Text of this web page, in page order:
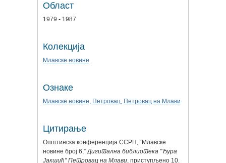
Област
1979 - 1987
Колекција
Млавске новине
Ознаке
Млавске новине, Петровац, Петровац на Млави
Цитирање
Општинска конференција ССРН, “Млавске
новине број 6,”Дигитална библиотека "Ђура
Јакшић" Петровац на Млави, приступљено 10.